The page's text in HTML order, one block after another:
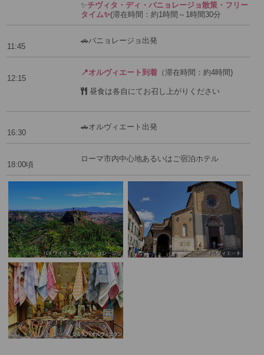
✨チヴィタ・ディ・バニョレージョ散策・フリー
タイム✨(滞在時間：約1時間～1時間30分
11:45
🚗バニョレージョ出発
12:15
📍オルヴィエート到着 （滞在時間：約4時間)
昼食は各自にてお召し上がりください
16:30
🚗オルヴィエート出発
18:00頃
ローマ市内中心地あるいはご宿泊ホテル